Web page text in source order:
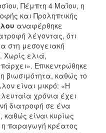
Πέμπτη 4 Μαΐου, η
και Προληπτικής
αναφέρθηκε
λέγοντας, ότι
στη μεσογειακή
Χωρίς ελιά,
Επικεντρώθηκε
βιωσιμότητα, καθώς το
είναι μικρό: «Η
χρόνια έχει
διατροφή σε ένα
καθώς είναι κυρίως
η παραγωγή κρέατος